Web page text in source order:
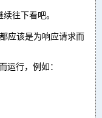
往下看吧。
应该是为响应请求而
运行，例如：